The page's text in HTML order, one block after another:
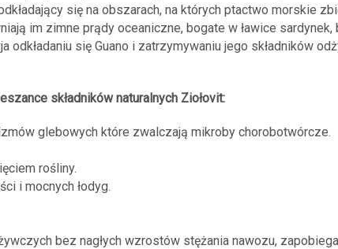
się na obszarach, na których ptactwo morskie
im zimne prądy oceaniczne, bogate w ławice sardynek,
odkładaniu się Guano i zatrzymywaniu jego składników
składników naturalnych Ziołovit:
glebowych które zwalczają mikroby chorobotwórcze.
rośliny.
i mocnych łodyg.
bez nagłych wzrostów stężania nawozu,